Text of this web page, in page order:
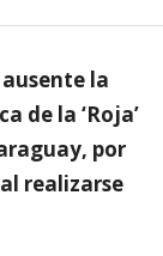
la
de la ‘Roja’
por
realizarse